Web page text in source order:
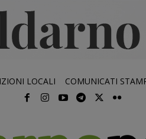
LOCALI COMUNICATI